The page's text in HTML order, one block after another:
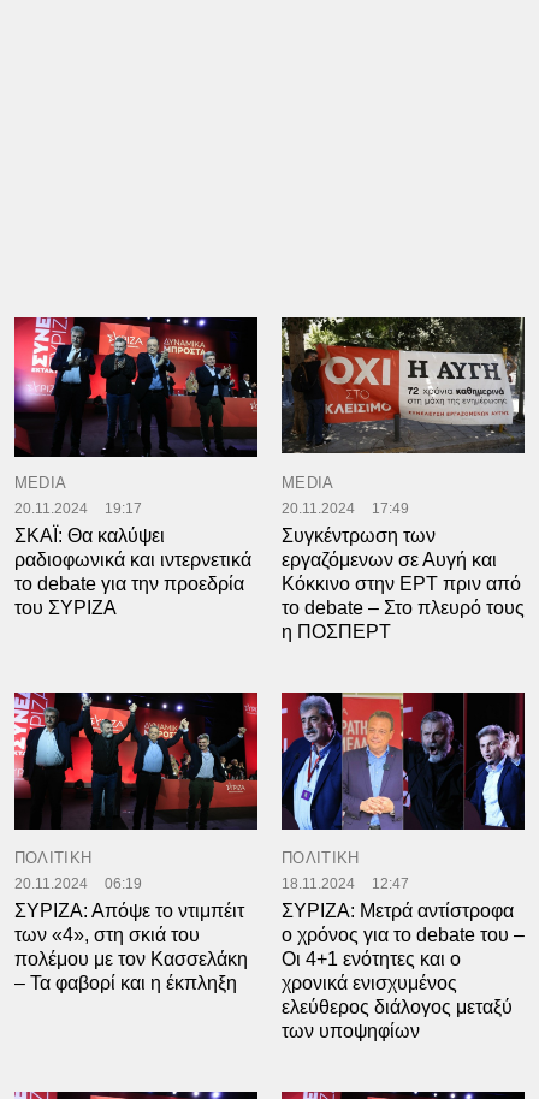
MEDIA
20.11.2024 19:17
ΣΚΑΪ: Θα καλύψει
ραδιοφωνικά και ιντερνετικά
το debate για την προεδρία
του ΣΥΡΙΖΑ
MEDIA
20.11.2024 17:49
Συγκέντρωση των
εργαζόμενων σε Αυγή και
Κόκκινο στην ΕΡΤ πριν από
το debate – Στο πλευρό τους
η ΠΟΣΠΕΡΤ
ΠΟΛΙΤΙΚΗ
20.11.2024 06:19
ΣΥΡΙΖΑ: Απόψε το ντιμπέιτ
των «4», στη σκιά του
πολέμου με τον Κασσελάκη
– Τα φαβορί και η έκπληξη
ΠΟΛΙΤΙΚΗ
18.11.2024 12:47
ΣΥΡΙΖΑ: Μετρά αντίστροφα
ο χρόνος για το debate του –
Οι 4+1 ενότητες και ο
χρονικά ενισχυμένος
ελεύθερος διάλογος μεταξύ
των υποψηφίων